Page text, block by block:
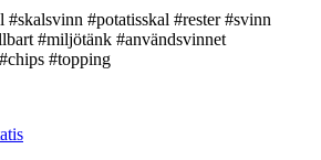
#skalsvinn #potatisskal #rester #svinn
#miljötänk #användsvinnet
#topping